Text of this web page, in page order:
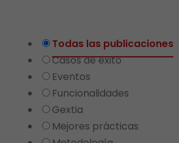
Todas las publicaciones
Casos de éxito
Eventos
Funcionalidades
Gextia
Mejores prácticas